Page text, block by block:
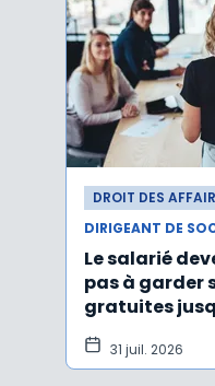
DROIT DES
DIRIGEANT DE
Le salarié
pas à garder
gratuites
fonctions
31 juil. 2026